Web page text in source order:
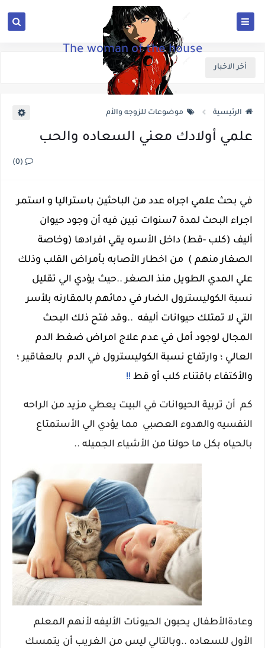
The woman of the house
أخر الاخبار
الرئيسية موضوعات للزوجه والأم
علمي أولادك معني السعاده والحب
(0)
في بحث علمي اجراه عدد من الباحثين باستراليا و استمر
اجراء البحث لمدة 7سنوات تبين فيه أن وجود حيوان
أليف (كلب -قط) داخل الأسره يقي افرادها (وخاصة
الصغار منهم ) من اخطار الأصابه بأمراض القلب وذلك
علي المدي الطويل منذ الصغر ..حيث يؤدي الي تقليل
نسبة الكوليسترول الضار في دمائهم بالمقارنه بلأسر
التي لا تمتلك حيوانات أليفه ..وقد فتح ذلك البحث
المجال لوجود أمل في عدم علاج امراض ضغط الدم
العالي ؛ وارتفاع نسبة الكوليسترول في الدم بالعقاقير ؛
والأكتفاء باقتناء كلب أو قط !!
كم أن تربية الحيوانات في البيت يعطي مزيد من الراحه
النفسيه والهدوء العصبي مما يؤدي الي الأستمتاع
بالحياه بكل ما حولنا من الأشياء الجميله ..
وعادةالأطفال يحبون الحيونات الأليفه لأنهم المعلم
الأول للسعاده ..وبالتالي ليس من الغريب أن يتمسك